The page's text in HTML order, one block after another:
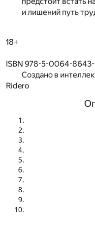
и лишений путь
18+
ISBN 978-5-0064-
Создано в
Ridero